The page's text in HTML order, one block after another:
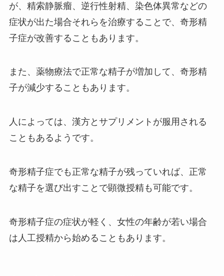
が、精索静脈瘤、逆行性射精、染色体異常などの
症状が出た場合それらを治療することで、奇形精
子症が改善することもあります。
また、薬物療法で正常な精子が増加して、奇形精
子が減少することもあります。
人によっては、漢方とサプリメントが服用される
こともあるようです。
奇形精子症でも正常な精子が残っていれば、正常
な精子を選び出すことで顕微授精も可能です。
奇形精子症の症状が軽く、女性の年齢が若い場合
は人工授精から始めることもあります。